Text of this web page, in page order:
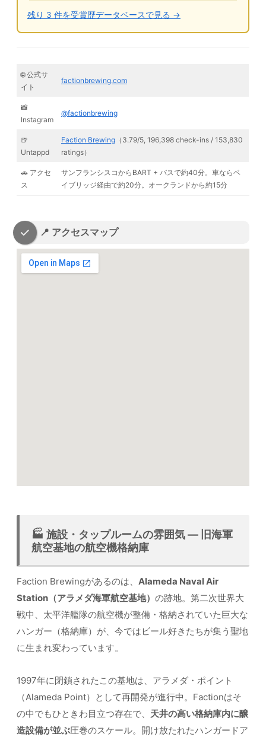
残り 3 件を受賞歴データベースで見る →
🌐 公式サ
イト
factionbrewing.com
📸
Instagram
@factionbrewing
🍺
Untappd
Faction Brewing （3.79/5, 196,398 check-ins / 153,830
ratings）
🚗 アクセ
ス
サンフランシスコからBART + バスで約40分。車ならベ
イブリッジ経由で約20分。オークランドから約15分
📍 アクセスマップ
🏭 施設・タップルームの雰囲気 — 旧海軍
航空基地の航空機格納庫
Faction Brewingがあるのは、 Alameda Naval Air
Station（アラメダ海軍航空基地） の跡地。第二次世界大
戦中、太平洋艦隊の航空機が整備・格納されていた巨大な
ハンガー（格納庫）が、今ではビール好きたちが集う聖地
に生まれ変わっています。
1997年に閉鎖されたこの基地は、アラメダ・ポイント
（Alameda Point）として再開発が進行中。Factionはそ
の中でもひときわ目立つ存在で、 天井の高い格納庫内に醸
造設備が並ぶ圧巻のスケール。開け放たれたハンガードア